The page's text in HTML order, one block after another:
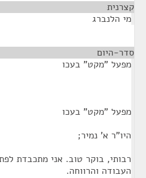
קצרנית
מי הלנברג
סדר-היום
מפעל "מקט" בעכו
מפעל "מקט" בעכו
היו"ר א' נמיר;
רבותי, בוקר טוב. אני מתכבדת
העבודה והרווחה.